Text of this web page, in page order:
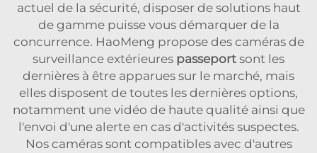
actuel de la sécurité, disposer de solutions haut
de gamme puisse vous démarquer de la
concurrence. HaoMeng propose des caméras de
surveillance extérieures passeport sont les
dernières à être apparues sur le marché, mais
elles disposent de toutes les dernières options,
notamment une vidéo de haute qualité ainsi que
l'envoi d'une alerte en cas d'activités suspectes.
Nos caméras sont compatibles avec d'autres